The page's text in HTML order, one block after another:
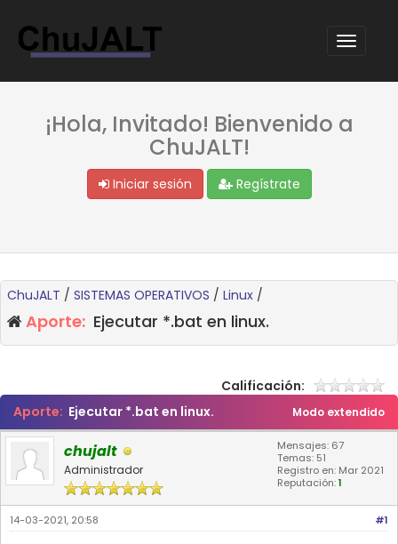
¡Hola, Invitado! Bienvenido a
ChuJALT!
Iniciar sesión Regístrate
ChuJALT / SISTEMAS OPERATIVOS / Linux /
Aporte: Ejecutar *.bat en linux.
Calificación:
Modo extendido
Aporte: Ejecutar *.bat en linux.
chujalt
Administrador
Mensajes: 67
Temas: 51
Registro en: Mar 2021
Reputación:1
#1
14-03-2021, 20:58